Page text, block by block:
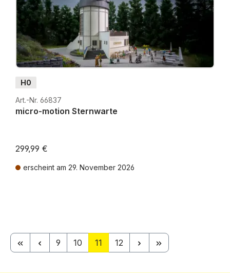
H0
Art.-Nr. 66837
micro-motion Sternwarte
299,99 €
erscheint am 29. November 2026
Seite
9 Seite
10 Seite
11 Seite
12